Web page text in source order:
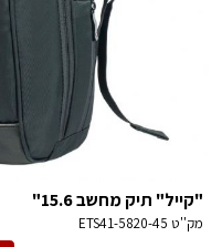
"קייל" תיק מחשב 15.6"
מק''ט ETS41-5820-45